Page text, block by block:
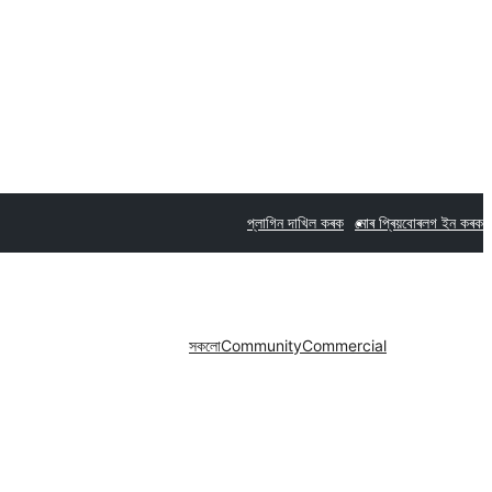
প্লাগিন দাখিল কৰক মোৰ প্ৰিয়বোৰলগ ইন কৰক
সকলোCommunityCommercial